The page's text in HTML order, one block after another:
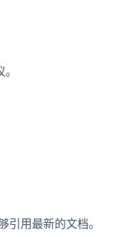
用最新的文档。